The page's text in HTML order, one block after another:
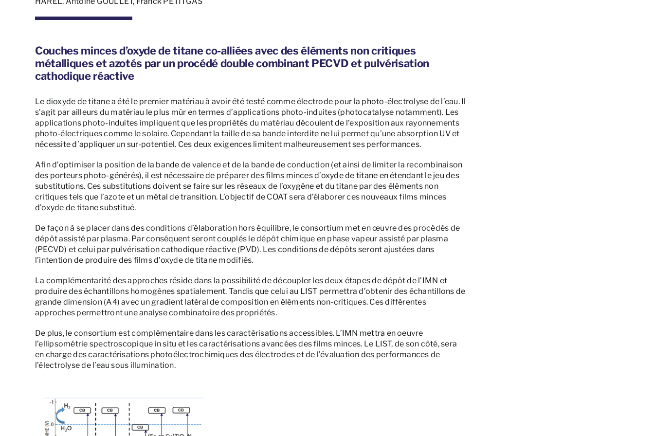
Couches minces d’oxyde de titane co-alliées avec des éléments non critiques
métalliques et azotés par un procédé double combinant PECVD et pulvérisation
cathodique réactive
Le dioxyde de titane a été le premier matériau à avoir été testé comme électrode pour la photo-électrolyse de l’eau. Il
s’agit par ailleurs du matériau le plus mûr en termes d’applications photo-induites (photocatalyse notamment). Les
applications photo-induites impliquent que les propriétés du matériau découlent de l’exposition aux rayonnements
photo-électriques comme le solaire. Cependant la taille de sa bande interdite ne lui permet qu’une absorption UV et
nécessite d’appliquer un sur-potentiel. Ces deux exigences limitent malheureusement ses performances.
Afin d’optimiser la position de la bande de valence et de la bande de conduction (et ainsi de limiter la recombinaison
des porteurs photo-générés), il est nécessaire de préparer des films minces d’oxyde de titane en étendant le jeu des
substitutions. Ces substitutions doivent se faire sur les réseaux de l’oxygène et du titane par des éléments non
critiques tels que l’azote et un métal de transition. L’objectif de COAT sera d’élaborer ces nouveaux films minces
d’oxyde de titane substitué.
De façon à se placer dans des conditions d’élaboration hors équilibre, le consortium met en œuvre des procédés de
dépôt assisté par plasma. Par conséquent seront couplés le dépôt chimique en phase vapeur assisté par plasma
(PECVD) et celui par pulvérisation cathodique réactive (PVD). Les conditions de dépôts seront ajustées dans
l’intention de produire des films d’oxyde de titane modifiés.
La complémentarité des approches réside dans la possibilité de découpler les deux étapes de dépôt de l’IMN et
produire des échantillons homogènes spatialement. Tandis que celui au LIST permettra d’obtenir des échantillons de
grande dimension (A4) avec un gradient latéral de composition en éléments non-critiques. Ces différentes
approches permettront une analyse combinatoire des propriétés.
De plus, le consortium est complémentaire dans les caractérisations accessibles. L’IMN mettra en oeuvre
l’ellipsométrie spectroscopique in situ et les caractérisations avancées des films minces. Le LIST, de son côté, sera
en charge des caractérisations photoélectrochimiques des électrodes et de l’évaluation des performances de
l’électrolyse de l’eau sous illumination.